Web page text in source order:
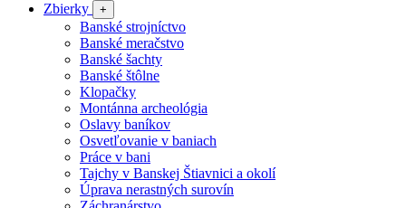
Zbierky
+
Banské strojníctvo
Banské meračstvo
Banské šachty
Banské štôlne
Klopačky
Montánna archeológia
Oslavy baníkov
Osvetľovanie v baniach
Práce v bani
Tajchy v Banskej Štiavnici a okolí
Úprava nerastných surovín